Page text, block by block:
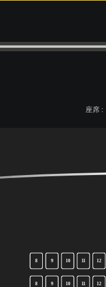
座席 :
8 9 10 11 12
8 9 10 11 12